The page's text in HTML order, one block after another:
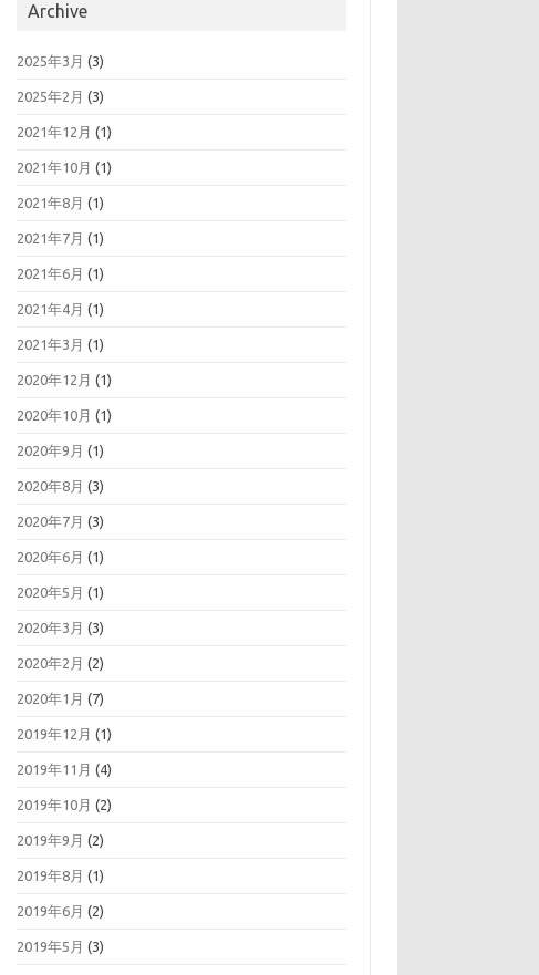
Archive
2025年3月 (3)
2025年2月 (3)
2021年12月 (1)
2021年10月 (1)
2021年8月 (1)
2021年7月 (1)
2021年6月 (1)
2021年4月 (1)
2021年3月 (1)
2020年12月 (1)
2020年10月 (1)
2020年9月 (1)
2020年8月 (3)
2020年7月 (3)
2020年6月 (1)
2020年5月 (1)
2020年3月 (3)
2020年2月 (2)
2020年1月 (7)
2019年12月 (1)
2019年11月 (4)
2019年10月 (2)
2019年9月 (2)
2019年8月 (1)
2019年6月 (2)
2019年5月 (3)